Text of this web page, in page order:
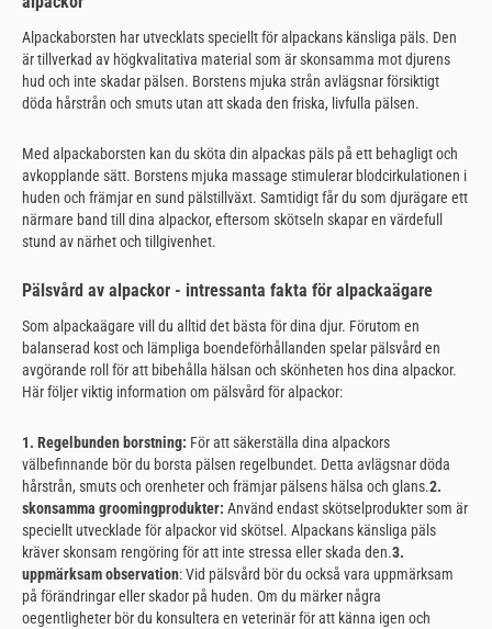
Alpackaborsten har utvecklats speciellt för alpackans känsliga päls. Den
är tillverkad av högkvalitativa material som är skonsamma mot djurens
hud och inte skadar pälsen. Borstens mjuka strån avlägsnar försiktigt
döda hårstrån och smuts utan att skada den friska, livfulla pälsen.
Med alpackaborsten kan du sköta din alpackas päls på ett behagligt och
avkopplande sätt. Borstens mjuka massage stimulerar blodcirkulationen i
huden och främjar en sund pälstillväxt. Samtidigt får du som djurägare ett
närmare band till dina alpackor, eftersom skötseln skapar en värdefull
stund av närhet och tillgivenhet.
Pälsvård av alpackor - intressanta fakta för alpackaägare
Som alpackaägare vill du alltid det bästa för dina djur. Förutom en
balanserad kost och lämpliga boendeförhållanden spelar pälsvård en
avgörande roll för att bibehålla hälsan och skönheten hos dina alpackor.
Här följer viktig information om pälsvård för alpackor:
1. Regelbunden borstning: För att säkerställa dina alpackors
välbefinnande bör du borsta pälsen regelbundet. Detta avlägsnar döda
hårstrån, smuts och orenheter och främjar pälsens hälsa och glans.2.
skonsamma groomingprodukter: Använd endast skötselprodukter som är
speciellt utvecklade för alpackor vid skötsel. Alpackans känsliga päls
kräver skonsam rengöring för att inte stressa eller skada den.3.
uppmärksam observation: Vid pälsvård bör du också vara uppmärksam
på förändringar eller skador på huden. Om du märker några
oegentligheter bör du konsultera en veterinär för att känna igen och